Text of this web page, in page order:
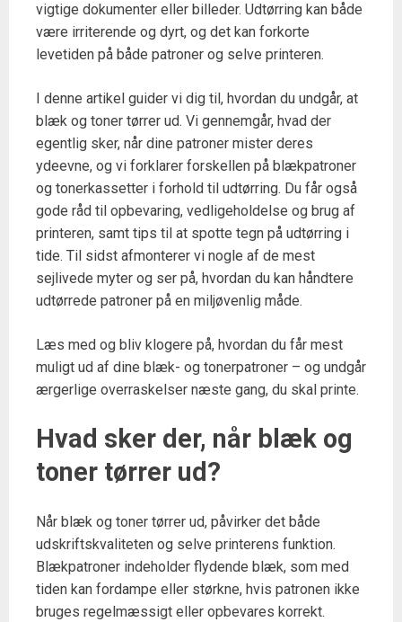
vigtige dokumenter eller billeder. Udtørring kan både
være irriterende og dyrt, og det kan forkorte
levetiden på både patroner og selve printeren.
I denne artikel guider vi dig til, hvordan du undgår, at
blæk og toner tørrer ud. Vi gennemgår, hvad der
egentlig sker, når dine patroner mister deres
ydeevne, og vi forklarer forskellen på blækpatroner
og tonerkassetter i forhold til udtørring. Du får også
gode råd til opbevaring, vedligeholdelse og brug af
printeren, samt tips til at spotte tegn på udtørring i
tide. Til sidst afmonterer vi nogle af de mest
sejlivede myter og ser på, hvordan du kan håndtere
udtørrede patroner på en miljøvenlig måde.
Læs med og bliv klogere på, hvordan du får mest
muligt ud af dine blæk- og tonerpatroner – og undgår
ærgerlige overraskelser næste gang, du skal printe.
Hvad sker der, når blæk og
toner tørrer ud?
Når blæk og toner tørrer ud, påvirker det både
udskriftskvaliteten og selve printerens funktion.
Blækpatroner indeholder flydende blæk, som med
tiden kan fordampe eller størkne, hvis patronen ikke
bruges regelmæssigt eller opbevares korrekt.